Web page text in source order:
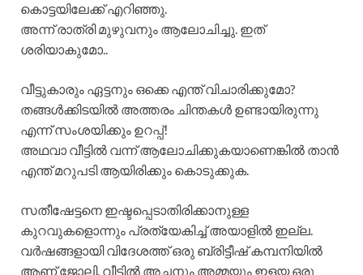
കൊട്ടയിലേക്ക്‌ എറിഞ്ഞു.
അന്ന് രാത്രി മുഴുവനും ആലോചിച്ചു. ഇത്
ശരിയാകുമോ..
വീട്ടുകാരും ഏട്ടനും ഒക്കെ എന്ത്‌ വിചാരിക്കുമോ?
തങ്ങൾക്കിടയിൽ അത്തരം ചിന്തകൾ ഉണ്ടായിരുന്നു
എന്ന് സംശയിക്കും ഉറപ്പ്!
അഥവാ വീട്ടിൽ വന്ന് ആലോചിക്കുകയാണെങ്കിൽ താൻ
എന്ത് മറുപടി ആയിരിക്കും കൊടുക്കുക.
സതീഷേട്ടനെ ഇഷ്ടപ്പെടാതിരിക്കാനുള്ള
കുറവുകളൊന്നും പ്രത്യേകിച്ച് അയാളിൽ ഇല്ല.
വർഷങ്ങളായി വിദേശത്ത് ഒരു ബ്രിട്ടീഷ് കമ്പനിയിൽ
ആണ് ജോലി. വീട്ടിൽ അച്ഛനും അമ്മയും ഇളയ ഒരു